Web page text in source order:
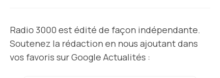
Radio 3000 est édité de façon indépendante.
Soutenez la rédaction en nous ajoutant dans
vos favoris sur Google Actualités :